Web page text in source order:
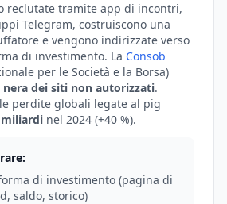
reclutate tramite app di incontri,
Telegram, costruiscono una
e vengono indirizzate verso
di investimento. La Consob
per le Società e la Borsa)
nera dei siti non autorizzati.
perdite globali legate al pig
miliardi nel 2024 (+40 %).
di investimento (pagina di
saldo, storico)